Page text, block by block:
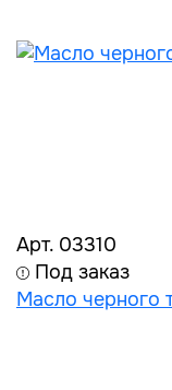
Арт. 03310
Под заказ
Масло черного